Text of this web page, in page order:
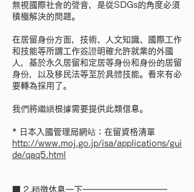
無視國際社會的聲音，是從SDGs的角度必須
積極解決的問題。
在居留身份方面，技術、人文知識、國際工作
和技能等所謂工作簽證明確允許就業的外國
人，基於永久居留和定居等身份和身份的居留
身份，以及移民法等至於具體技能。看來有必
要轉為採用了。
我們將繼續根據需要提供此類信息。
* 日本入國管理局網站：在留資格清單
http://www.moj.go.jp/isa/applications/gui
de/qaq5.html
■ 2.稍微休息一下━━━━━━━━━━